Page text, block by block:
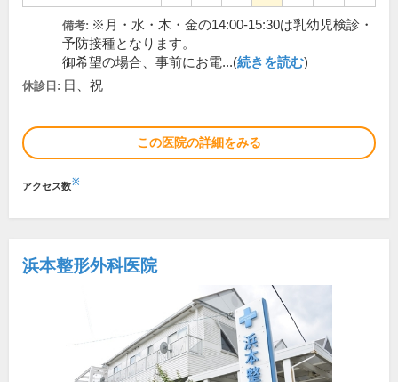
備考: ※月・水・木・金の14:00-15:30は乳幼児検診・
予防接種となります。
御希望の場合、事前にお電...(続きを読む)
休診日: 日、祝
この医院の詳細をみる
アクセス数※
浜本整形外科医院